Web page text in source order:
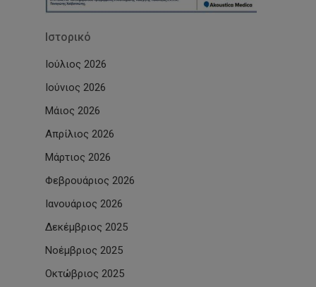
Ιστορικό
Ιούλιος 2026
Ιούνιος 2026
Μάιος 2026
Απρίλιος 2026
Μάρτιος 2026
Φεβρουάριος 2026
Ιανουάριος 2026
Δεκέμβριος 2025
Νοέμβριος 2025
Οκτώβριος 2025